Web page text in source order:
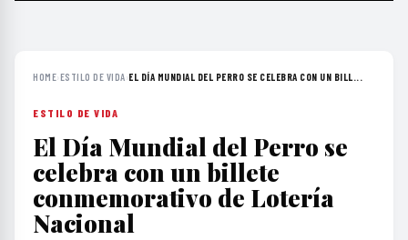
HOME›ESTILO DE VIDA›EL DÍA MUNDIAL DEL PERRO SE CELEBRA CON UN BILL...
ESTILO DE VIDA
El Día Mundial del Perro se
celebra con un billete
conmemorativo de Lotería
Nacional